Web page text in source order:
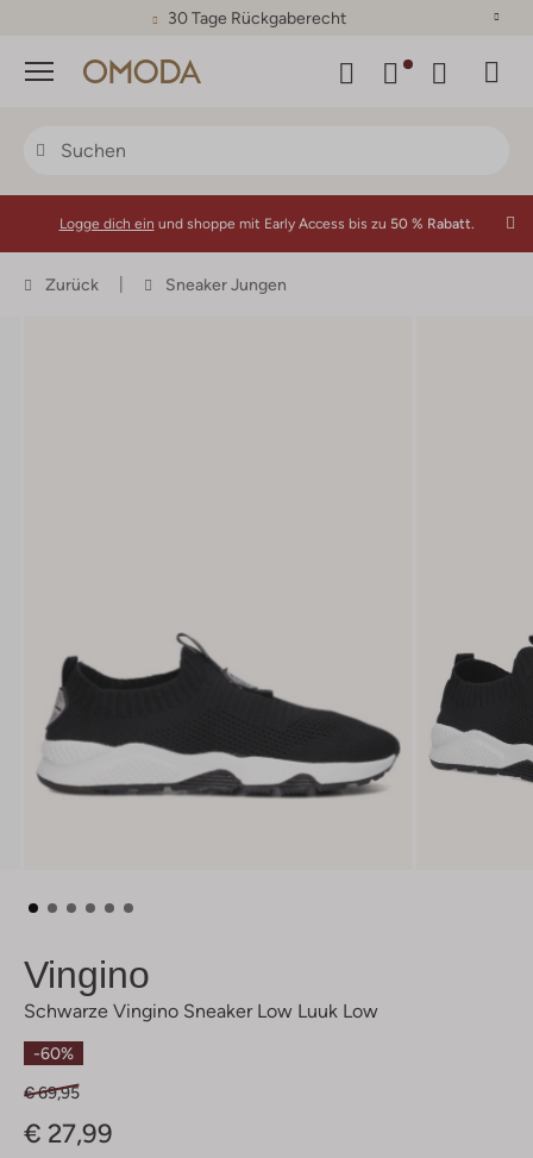
30 Tage Rückgaberecht
Menü
Logge dich ein und shoppe mit Early Access bis zu 50 % Rabatt.
Zurück Sneaker Jungen
Vingino
Schwarze Vingino Sneaker Low Luuk Low
-60%
€ 69,95
€ 27,99